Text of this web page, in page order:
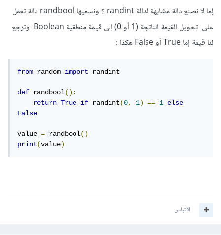
لِما لا نصنع دالة مشابهة لدالة randint ؟ ونسميها randbool دالة تعمل
على تحويل القيمة الناتجة (1 أو 0) إلى قيمة منطقية Boolean وترجع
لنا قيمة إما True أو False هكذا :
from random import randint
def randbool():
return
True if randint(0, 1) == 1
else
False
value = randbool()
print(value)
اقتباس